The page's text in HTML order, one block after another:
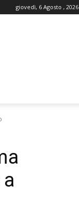
giovedì, 6 Agosto , 2026